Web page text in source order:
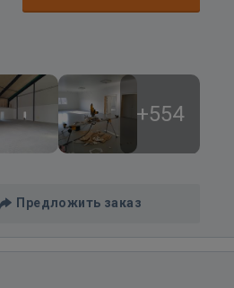
+554
Предложить заказ